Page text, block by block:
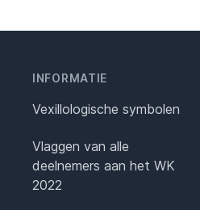
INFORMATIE
Vexillologische symbolen
Vlaggen van alle
deelnemers aan het WK
2022